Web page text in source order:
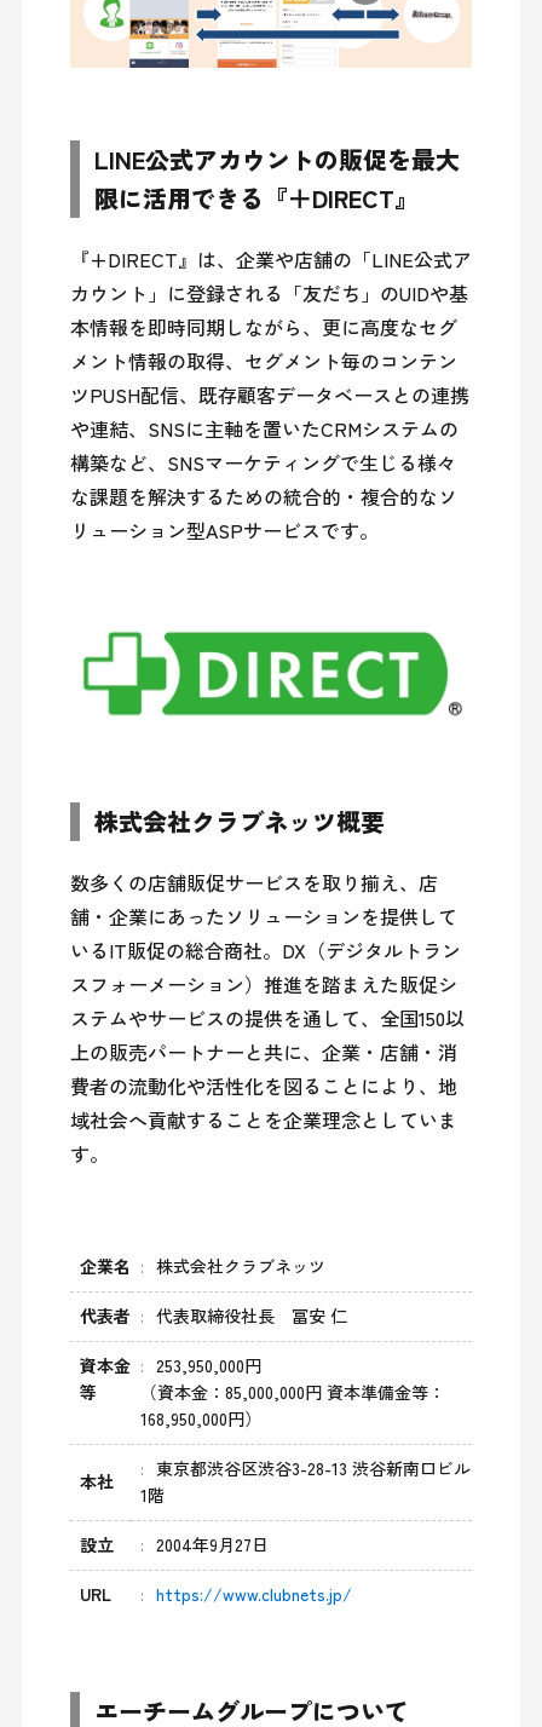
LINE公式アカウントの販促を最大
限に活用できる『＋DIRECT』
『+DIRECT』は、企業や店舗の「LINE公式ア
カウント」に登録される「友だち」のUIDや基
本情報を即時同期しながら、更に高度なセグ
メント情報の取得、セグメント毎のコンテン
ツPUSH配信、既存顧客データベースとの連携
や連結、SNSに主軸を置いたCRMシステムの
構築など、SNSマーケティングで生じる様々
な課題を解決するための統合的・複合的なソ
リューション型ASPサービスです。
株式会社クラブネッツ概要
数多くの店舗販促サービスを取り揃え、店
舗・企業にあったソリューションを提供して
いるIT販促の総合商社。DX（デジタルトラン
スフォーメーション）推進を踏まえた販促シ
ステムやサービスの提供を通して、全国150以
上の販売パートナーと共に、企業・店舗・消
費者の流動化や活性化を図ることにより、地
域社会へ貢献することを企業理念としていま
す。
企業名 株式会社クラブネッツ
代表者 代表取締役社長 冨安 仁
資本金
等
253,950,000円
（資本金：85,000,000円 資本準備金等：
168,950,000円）
本社
東京都渋谷区渋谷3-28-13 渋谷新南口ビル
1階
設立 2004年9月27日
URL https://www.clubnets.jp/
エーチームグループについて